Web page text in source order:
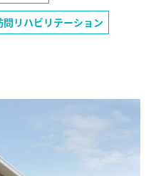
問リハビリテーション